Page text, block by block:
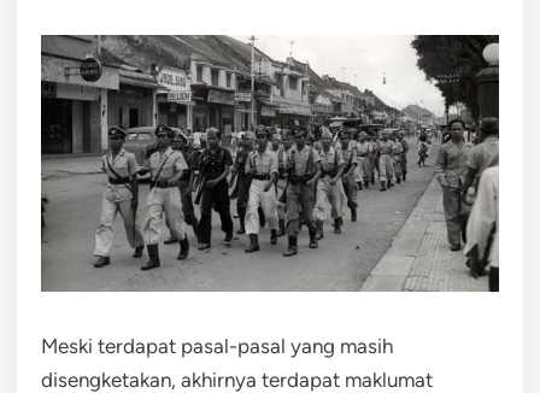
Meski terdapat pasal-pasal yang masih
disengketakan, akhirnya terdapat maklumat